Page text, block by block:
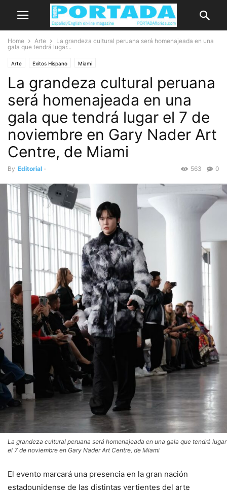
Home Arte
La grandeza cultural peruana será homenajeada en una
gala que tendrá lugar...
Arte Exitos Hispano Miami
La grandeza cultural peruana
será homenajeada en una
gala que tendrá lugar el 7 de
noviembre en Gary Nader Art
Centre, de Miami
By Editorial - 0
563
La grandeza cultural peruana será homenajeada en una gala que tendrá lugar
el 7 de noviembre en Gary Nader Art Centre, de Miami
El evento marcará una presencia en la gran nación
estadounidense de las distintas vertientes del arte